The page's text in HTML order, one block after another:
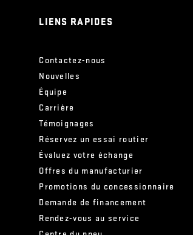
LIENS RAPIDES
Contactez-nous
Nouvelles
Équipe
Carrière
Témoignages
Réservez un essai routier
Évaluez votre échange
Offres du manufacturier
Promotions du concessionnaire
Demande de financement
Rendez-vous au service